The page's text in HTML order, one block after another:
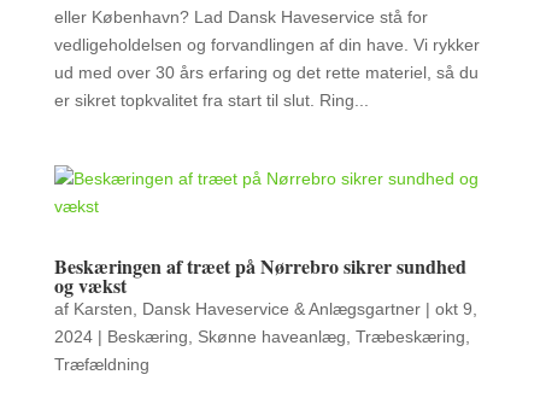
eller København? Lad Dansk Haveservice stå for
vedligeholdelsen og forvandlingen af din have. Vi rykker
ud med over 30 års erfaring og det rette materiel, så du
er sikret topkvalitet fra start til slut. Ring...
Beskæringen af træet på Nørrebro sikrer sundhed
og vækst
af Karsten, Dansk Haveservice & Anlægsgartner| okt 9,
2024| Beskæring Skønne haveanlæg Træbeskæring
Træfældning